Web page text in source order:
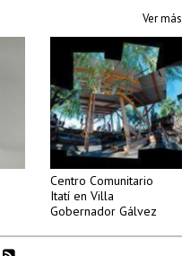
Ver más
Centro Comunitario
Itatí en Villa
Gobernador Gálvez